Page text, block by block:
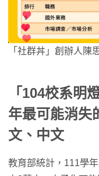
「社群丼」創辦人陳
「104校系明
年最可能消失
文、中文
教育部統計，111學